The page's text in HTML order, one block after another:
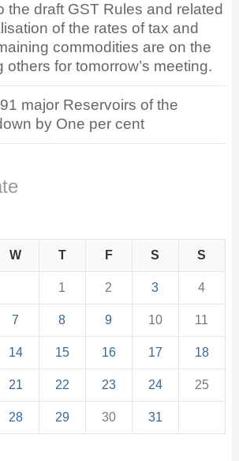
the draft GST Rules and related
of the rates of tax and
commodities are on the
for tomorrow’s meeting.
major Reservoirs of the
by One per cent
W T F S S
1 2 3 4
7 8 9 10 11
14 15 16 17 18
21 22 23 24 25
28 29 30 31